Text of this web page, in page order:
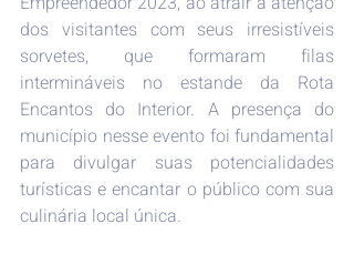
dos visitantes com seus irresistíveis
sorvetes, que formaram filas
intermináveis no estande da Rota
Encantos do Interior. A presença do
município nesse evento foi fundamental
para divulgar suas potencialidades
turísticas e encantar o público com sua
culinária local única.